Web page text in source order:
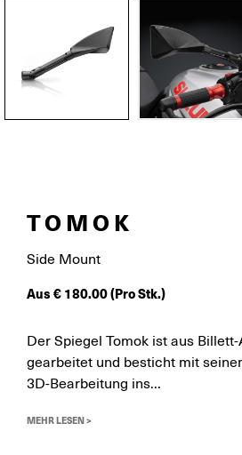
TOMOK
Side Mount
Aus€ 180.00(Pro Stk.)
Der Spiegel Tomok ist aus
gearbeitet und besticht mit
3D-Bearbeitung ins...
MEHR LESEN >